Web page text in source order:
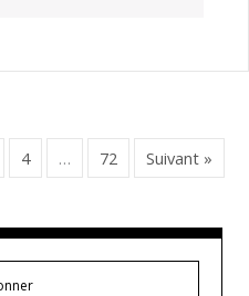
4 … 72 Suivant »